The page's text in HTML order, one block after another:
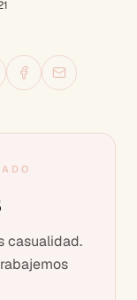
casualidad.